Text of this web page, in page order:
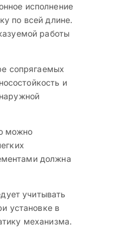
исполнение
по всей длине.
работы
сопрягаемых
и
можно
должна
учитывать
установке в
механизма.